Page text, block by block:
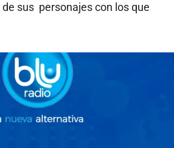
sus personajes con los que